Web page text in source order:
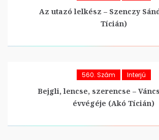
Az utazó lelkész – Szenczy
Tícián)
560. Szám Interjú
Bejgli, lencse, szerencse –
évvégéje (Akó Tícián)